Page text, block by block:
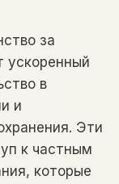
за
ускоренный
в
и
Эти
к частным
которые